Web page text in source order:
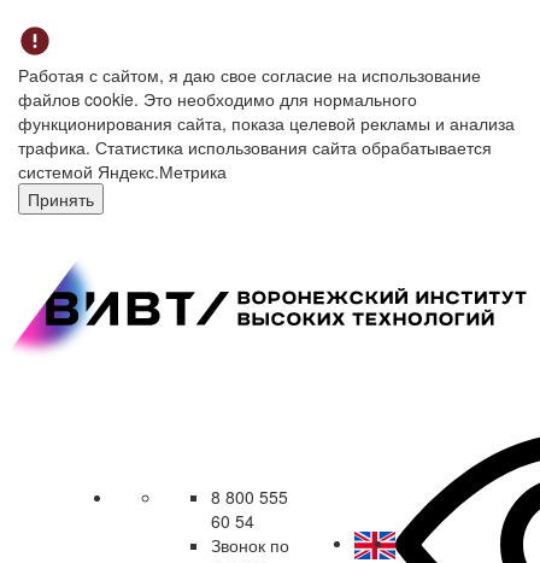
Работая с сайтом, я даю свое согласие на использование
файлов cookie. Это необходимо для нормального
функционирования сайта, показа целевой рекламы и анализа
трафика. Статистика использования сайта обрабатывается
системой Яндекс.Метрика
Принять
8 800 555
60 54
Звонок по